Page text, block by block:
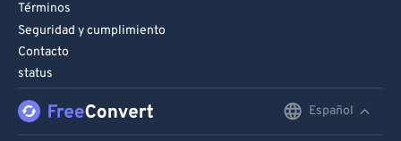
Términos
Seguridad y cumplimiento
Contacto
status
Español